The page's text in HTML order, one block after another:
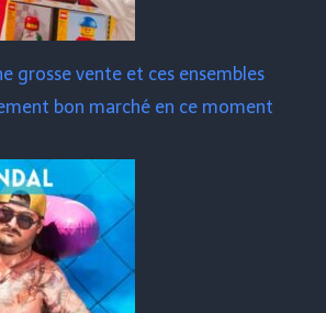
grosse vente et ces ensembles
bon marché en ce moment